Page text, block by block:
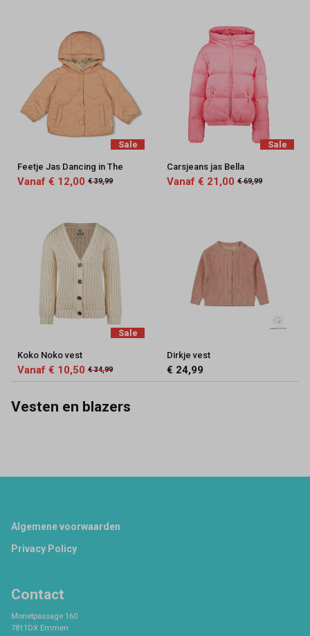
Sale
Feetje Jas Dancing in The
Vanaf € 12,00 € 39,99
Sale
Carsjeans jas Bella
Vanaf € 21,00 € 69,99
Sale
Koko Noko vest
Vanaf € 10,50 € 34,99
Dirkje vest
€ 24,99
Vesten en blazers
Footer
Algemene voorwaarden
Privacy Policy
Contact
Monetpassage 160
7811DX Emmen